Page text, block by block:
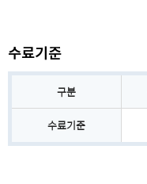
수료기준
수료기준 정보
구분
수료기준